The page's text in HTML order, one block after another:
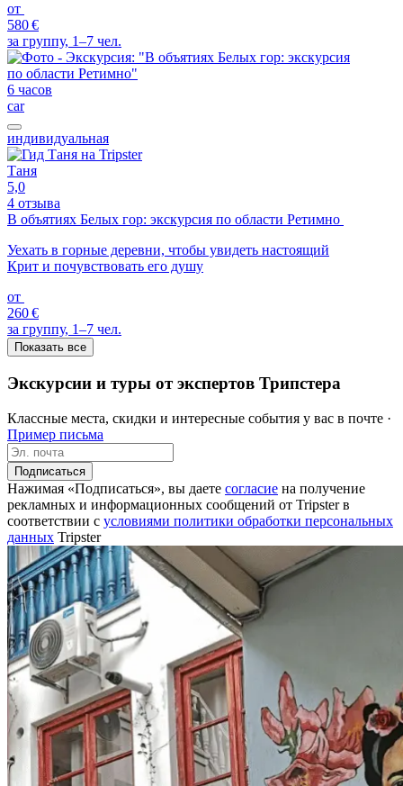
от
580 €
за группу, 1–7 чел.
6 часов
car
индивидуальная
Таня
5,0
4 отзыва
В объятиях Белых гор: экскурсия по области Ретимно
Уехать в горные деревни, чтобы увидеть настоящий
Крит и почувствовать его душу
от
260 €
за группу, 1–7 чел.
Показать все
Экскурсии и туры от экспертов Трипстера
Классные места, скидки и интересные события у вас в почте ·
Пример письма
Подписаться
Нажимая «Подписаться», вы даете согласие на получение
рекламных и информационных сообщений от Tripster в
соответствии c условиями политики обработки персональных
данных Tripster